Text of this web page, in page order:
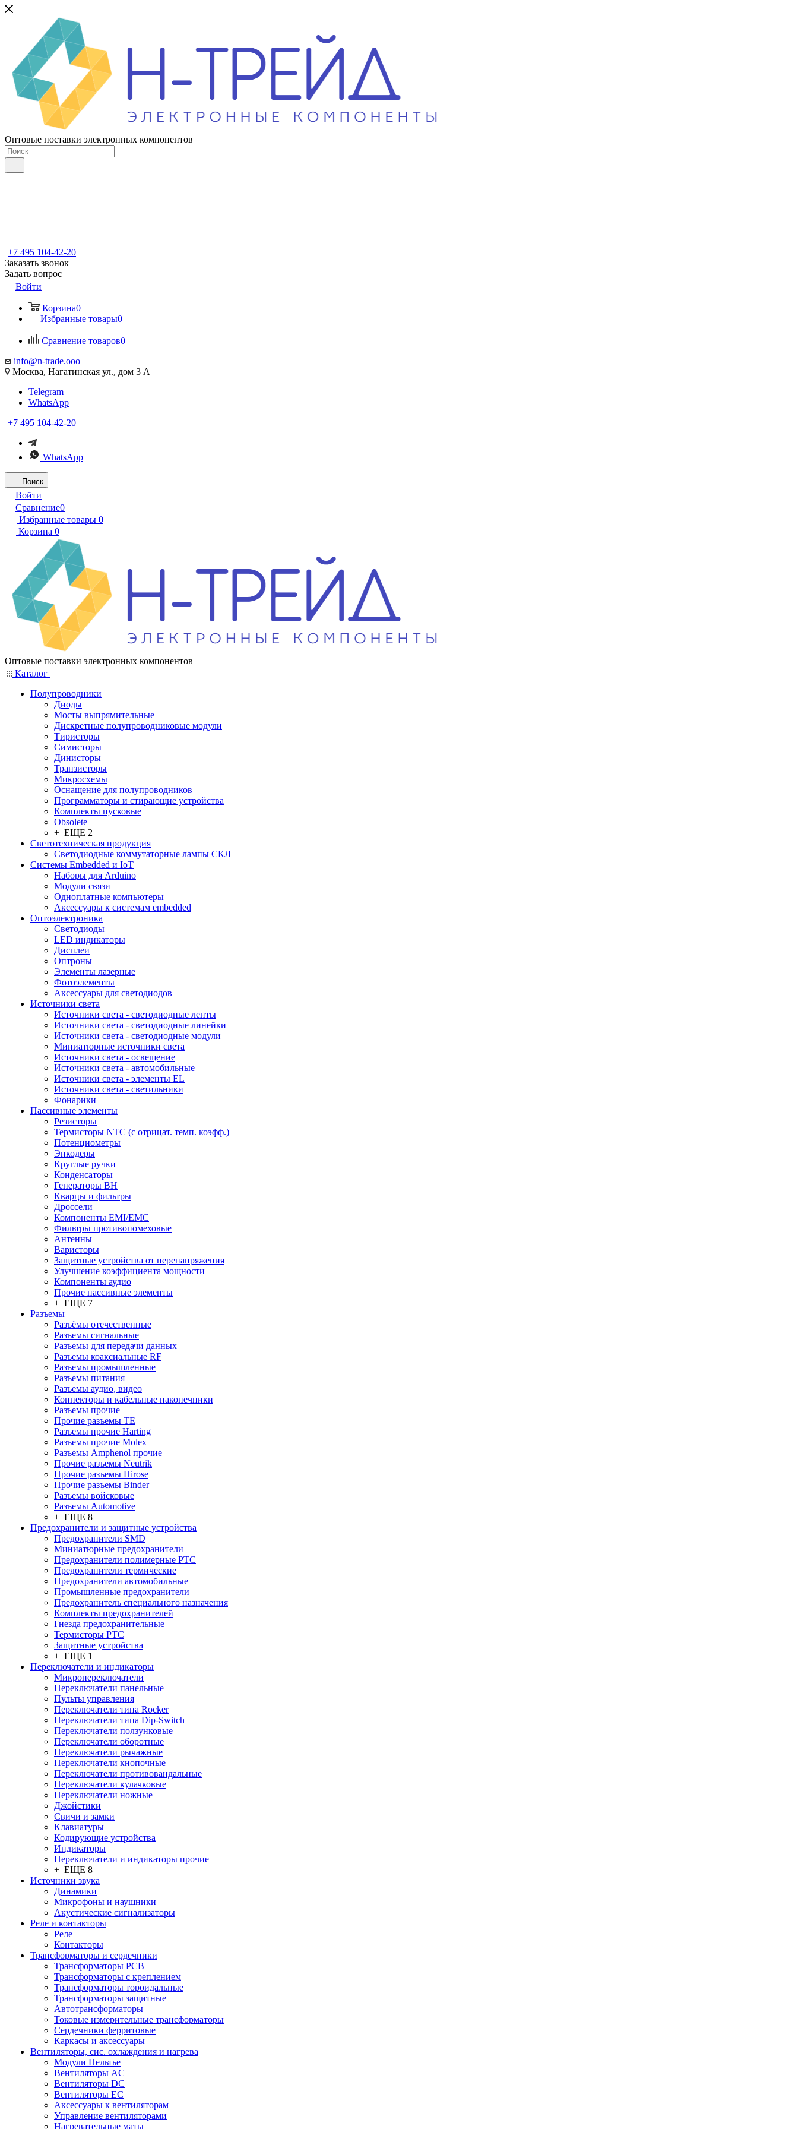
Оптовые поставки электронных компонентов
+7 495 104-42-20
Заказать звонок
Задать вопрос
Войти
Корзина0
Избранные товары0
Сравнение товаров0
info@n-trade.ooo
Москва, Нагатинская ул., дом 3 А
Telegram
WhatsApp
+7 495 104-42-20
WhatsApp
Поиск
Войти
Сравнение0
Избранные товары 0
Корзина 0
Оптовые поставки электронных компонентов
Каталог
Полупроводники
Диоды
Мосты выпрямительные
Дискретные полупроводниковые модули
Тиристоры
Симисторы
Динисторы
Транзисторы
Микросхемы
Оснащение для полупроводников
Программаторы и стирающие устройства
Комплекты пусковые
Obsolete
+ ЕЩЕ 2
Светотехническая продукция
Светодиодные коммутаторные лампы СКЛ
Системы Embedded и IoT
Наборы для Arduino
Модули связи
Одноплатные компьютеры
Аксессуары к системам embedded
Oптоэлектроника
Светодиоды
LED индикаторы
Дисплеи
Оптроны
Элементы лазерные
Фотоэлементы
Аксессуары для светодиодов
Источники света
Источники света - светодиодные ленты
Источники света - светодиодные линейки
Источники света - светодиодные модули
Миниатюрные источники света
Источники света - освещение
Источники света - автомобильные
Источники света - элементы EL
Источники света - светильники
Фонарики
Пассивные элементы
Резисторы
Термисторы NTC (с отрицат. темп. коэфф.)
Потенциометры
Энкодеры
Круглые ручки
Конденсаторы
Генераторы ВН
Кварцы и фильтры
Дроссели
Компоненты EMI/EMC
Фильтры противопомеховые
Антенны
Варисторы
Защитные устройства от перенапряжения
Улучшение коэффициента мощности
Компоненты аудио
Прочие пассивные элементы
+ ЕЩЕ 7
Разъeмы
Разъёмы отечественные
Разъeмы сигнальные
Разъeмы для передачи данных
Разъeмы коаксиальные RF
Разъeмы промышленные
Разъeмы питания
Разъeмы аудио, видео
Коннекторы и кабельные наконечники
Разъeмы прочие
Прочие разъемы TE
Разъемы прочие Harting
Разъемы прочие Molex
Разъемы Amphenol прочие
Прочие разъемы Neutrik
Прочие разъемы Hirose
Прочие разъемы Binder
Разъемы войсковые
Разъeмы Automotive
+ ЕЩЕ 8
Предохранители и защитные устройства
Предохранители SMD
Миниатюрные предохранители
Предохранители полимерные PTC
Предохранители термические
Предохранители автомобильные
Промышленные предохранители
Предохранитель специального назначения
Комплекты предохранителей
Гнезда предохранительные
Термисторы PTC
Защитные устройства
+ ЕЩЕ 1
Переключатели и индикаторы
Микропереключатели
Переключатели панельные
Пульты управления
Переключатели типа Rocker
Переключатели типа Dip-Switch
Переключатели ползунковые
Переключатели оборотные
Переключатели рычажные
Переключатели кнопочные
Переключатели противовандальные
Переключатели кулачковые
Переключатели ножные
Джойстики
Свичи и замки
Клавиатуры
Кодирующие устройства
Индикаторы
Переключатели и индикаторы прочие
+ ЕЩЕ 8
Источники звука
Динамики
Микрофоны и наушники
Акустические сигнализаторы
Реле и контакторы
Реле
Контакторы
Трансформаторы и сердечники
Трансформаторы PCB
Трансформаторы с креплением
Трансформаторы тороидальные
Трансформаторы защитные
Автотрансформаторы
Токовые измерительные трансформаторы
Сердечники ферритовые
Каркасы и аксессуары
Вентиляторы, сис. охлаждения и нагрева
Модули Пельтье
Вентиляторы AC
Вентиляторы DC
Вентиляторы EC
Аксессуары к вентиляторам
Управление вентиляторами
Нагревательные маты